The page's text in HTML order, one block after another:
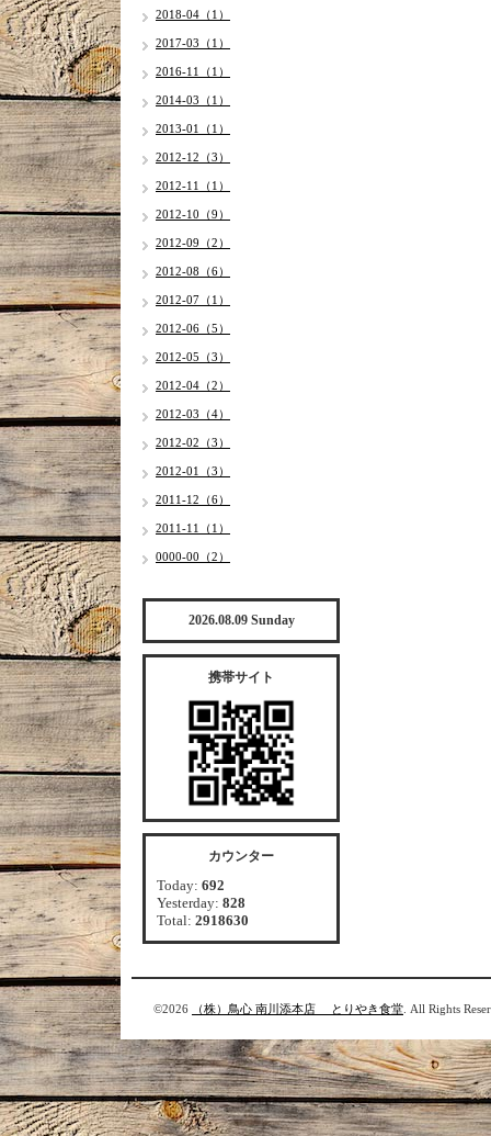
2018-04（1）
2017-03（1）
2016-11（1）
2014-03（1）
2013-01（1）
2012-12（3）
2012-11（1）
2012-10（9）
2012-09（2）
2012-08（6）
2012-07（1）
2012-06（5）
2012-05（3）
2012-04（2）
2012-03（4）
2012-02（3）
2012-01（3）
2011-12（6）
2011-11（1）
0000-00（2）
2026.08.09 Sunday
携帯サイト
カウンター
Today: 692
Yesterday: 828
Total: 2918630
©2026 （株）鳥心 南川添本店 とりやき食堂 . All Rights